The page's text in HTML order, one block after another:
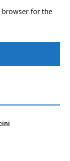
browser for the